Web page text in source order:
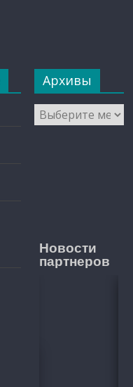
Архивы
Архивы
Новости
партнеров